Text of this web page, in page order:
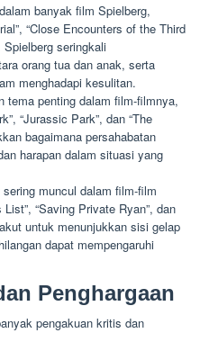
banyak film Spielberg,
“Close Encounters of the Third
Spielberg seringkali
orang tua dan anak, serta
menghadapi kesulitan.
tema penting dalam film-filmnya,
“Jurassic Park”, dan “The
bagaimana persahabatan
harapan dalam situasi yang
muncul dalam film-film
“Saving Private Ryan”, dan
untuk menunjukkan sisi gelap
dapat mempengaruhi
Penghargaan
pengakuan kritis dan